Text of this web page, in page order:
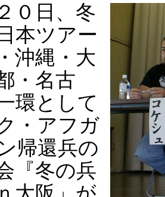
０日、冬
本ツアー
沖縄・大
・名古
環として
・アフガ
帰還兵の
『冬の兵